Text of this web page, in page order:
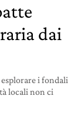
dai
i fondali
locali non ci